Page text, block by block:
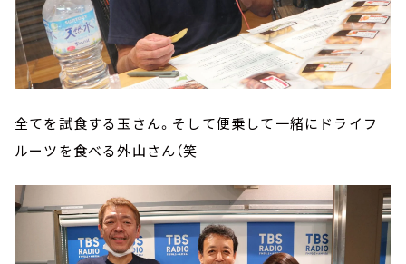
全てを試食する玉さん。そして便乗して一緒にドライフ
ルーツを食べる外山さん（笑